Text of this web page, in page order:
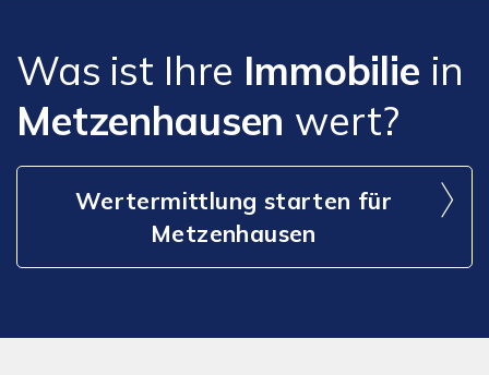
Was ist Ihre Immobilie in
Metzenhausen wert?
Wertermittlung starten für
Metzenhausen